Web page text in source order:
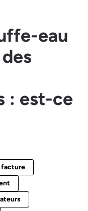
eau
: est-ce
facture